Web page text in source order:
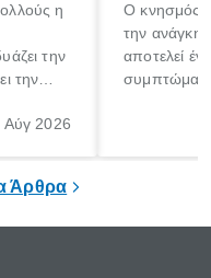
η
την
την
Αύγ 2026
Ο κνησμός
την ανάγκη
αποτελεί
Άρθρα